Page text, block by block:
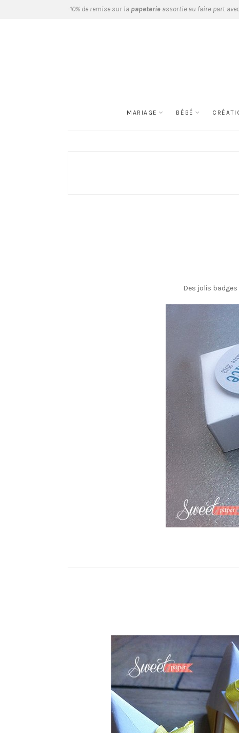
-10% de remise sur la papeterie assortie au faire-part
MARIAGE BÉBÉ
Des jolis